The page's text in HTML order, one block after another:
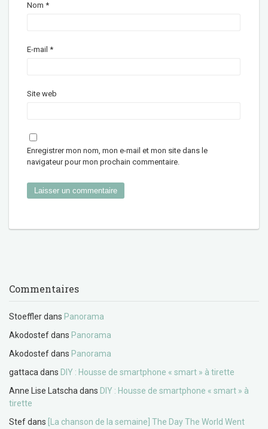
Nom *
E-mail *
Site web
Enregistrer mon nom, mon e-mail et mon site dans le
navigateur pour mon prochain commentaire.
Commentaires
Stoefflerdans Panorama
Akodostefdans Panorama
Akodostefdans Panorama
gattaca dans DIY : Housse de smartphone « smart » à tirette
Anne Lise Latscha dans DIY : Housse de smartphone « smart » à
tirette
Stefdans
[La chanson de la semaine] The Day The World Went